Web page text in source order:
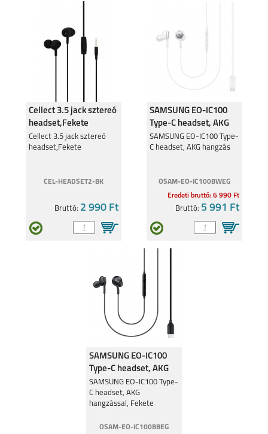
Cellect 3.5 jack sztereó
headset,Fekete
Cellect 3.5 jack sztereó
headset,Fekete
CEL-HEADSET2-BK
Bruttó: 2 990 Ft
SAMSUNG EO-IC100
Type-C headset, AKG
hangzással, Fehér
SAMSUNG EO-IC100 Type-
C headset, AKG hangzás
OSAM-EO-IC100BWEG
Eredeti bruttó: 6 990 Ft
Bruttó: 5 991 Ft
SAMSUNG EO-IC100
Type-C headset, AKG
hangzással, Fekete
SAMSUNG EO-IC100 Type-
C headset, AKG
hangzással, Fekete
OSAM-EO-IC100BBEG